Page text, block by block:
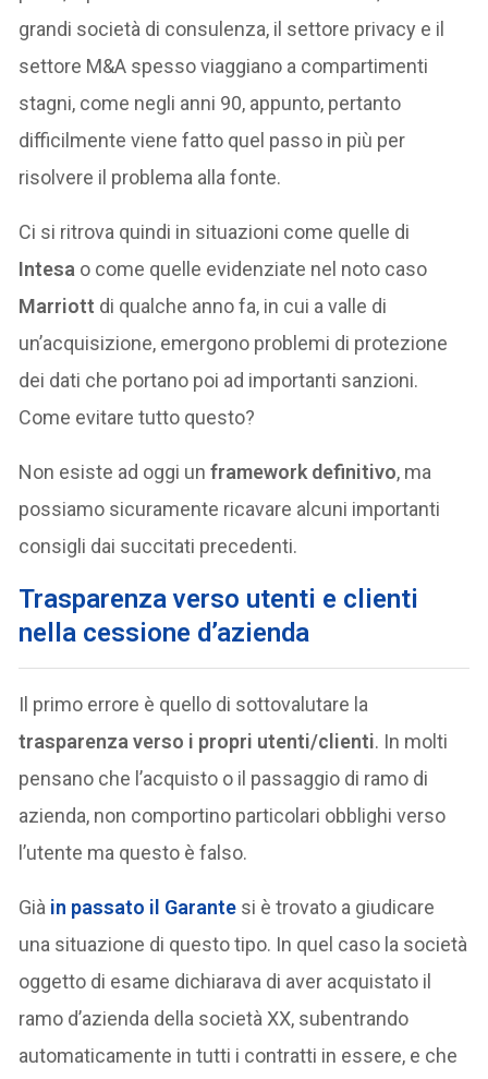
grandi società di consulenza, il settore privacy e il
settore M&A spesso viaggiano a compartimenti
stagni, come negli anni 90, appunto, pertanto
difficilmente viene fatto quel passo in più per
risolvere il problema alla fonte.
Ci si ritrova quindi in situazioni come quelle di
Intesa o come quelle evidenziate nel noto caso
Marriott di qualche anno fa, in cui a valle di
un’acquisizione, emergono problemi di protezione
dei dati che portano poi ad importanti sanzioni.
Come evitare tutto questo?
Non esiste ad oggi unframework definitivo, ma
possiamo sicuramente ricavare alcuni importanti
consigli dai succitati precedenti.
Trasparenza verso utenti e clienti
nella cessione d’azienda
Il primo errore è quello di sottovalutare la
trasparenza verso i propri utenti/clienti. In molti
pensano che l’acquisto o il passaggio di ramo di
azienda, non comportino particolari obblighi verso
l’utente ma questo è falso.
Già in passato il Garante si è trovato a giudicare
una situazione di questo tipo. In quel caso la società
oggetto di esame dichiarava di aver acquistato il
ramo d’azienda della società XX, subentrando
automaticamente in tutti i contratti in essere, e che